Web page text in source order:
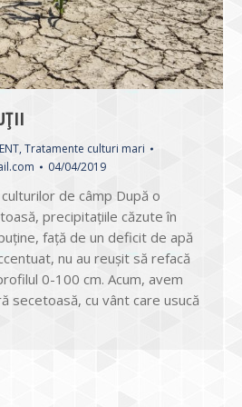
, Tratamente culturi mari
04/04/2019
de câmp După o
precipitaţiile căzute în
faţă de un deficit de apă
nu au reuşit să refacă
0-100 cm. Acum, avem
secetoasă, cu vânt care usucă